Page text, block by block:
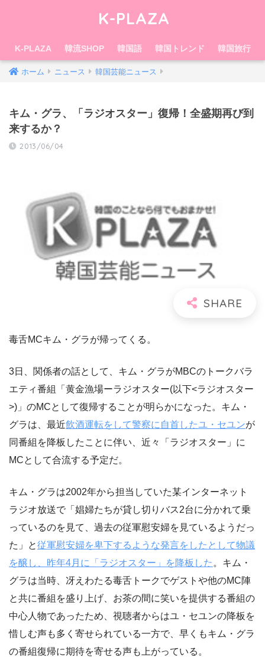
K-PLAZA
K-PLAZA 韓流SHOP 韓国語 韓国トレンド 韓国旅行
ホーム ニュース 韓国芸能ニュース
キム・グラ、「ラジオスター」復帰！全盛期再び到
来するか？
2013/06/04
毒舌MCキム・グラが帰ってくる。
3日、関係者の話として、キム・グラがMBCのトークバラ
エティ番組「黄金漁場ーラジオスター(以下<ラジオスター
>)」のMCとして復帰することが明らかになった。キム・
グラは、最近飲酒運転をして警察に自首したユ・セユンが
同番組を降板したことに伴い、近々「ラジオスター」に
MCとして合流する予定だ。
キム・グラは2002年から担当していた某インターネット
ラジオ放送で「娼婦たちが貸し切りバス2台に分かれて乗
っているのを見て、過去の従軍慰安婦を見ているようだっ
た」と従軍慰安婦を卑下するような発言をしたとして物議
を醸し、昨年4月に「ラジオスター」を降板した 。キム・
グラは当時、冴えわたる毒舌トークでゲストや他のMC陣
と共に番組を盛り上げ、お茶の間に笑いを提供する番組の
中心人物であったため、視聴者からはユ・セユンの降板を
惜しむ声も多く寄せられている一方で、早くもキム・グラ
の番組復帰に期待を寄せる声も上がっている。